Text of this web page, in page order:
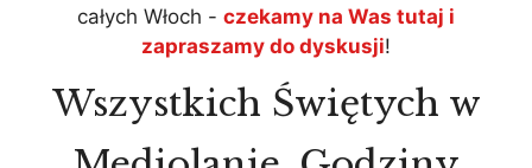
całych Włoch - czekamy na Was tutaj i
zapraszamy do dyskusji!
Wszystkich Świętych w